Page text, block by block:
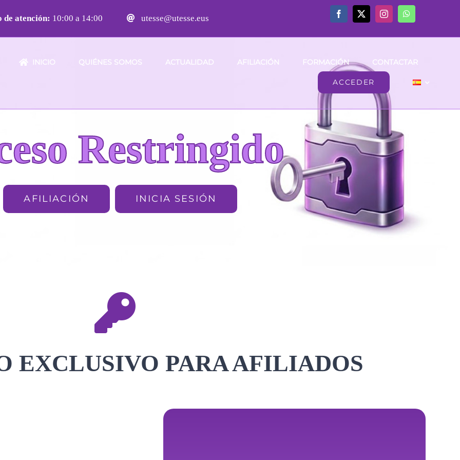
atención: 10:00 a 14:00 utesse@utesse.eus
INICIO QUIÉNES SOMOS ACTUALIDAD AFILIACIÓN FORMACIÓN CONTACTAR
ACCEDER
Restringido
AFILIACIÓN INICIA SESIÓN
EXCLUSIVO PARA AFILIADOS